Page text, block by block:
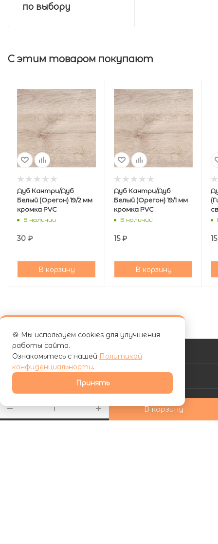
В корзину
по выбору
С этим товаром покупают
Дуб Кантри/Дуб
Белый (Орегон) 19/2 мм
кромка PVС
В наличии
30 ₽
В корзину
Дуб Кантри/Дуб
Белый (Орегон) 19/1 мм
кромка PVC
В наличии
15₽
В корзину
15
КАТАЛОГ
АКЦИИ
🍪 Мы используем cookies для улучшения
работы сайта.
Ознакомьтесь с нашей Политикой
конфиденциальности.
Принять